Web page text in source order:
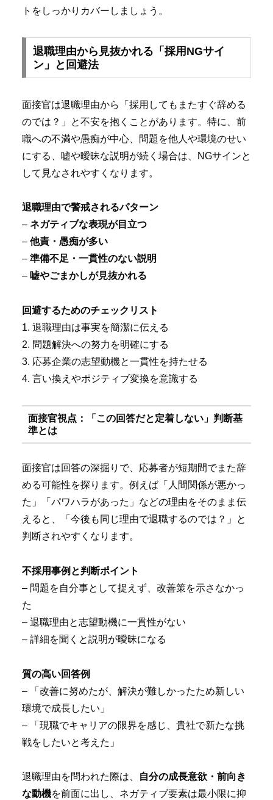
トをしっかりカバーしましょう。
退職理由から見抜かれる「採用NGサイ
ン」と回避法
面接官は退職理由から「採用してもまたすぐ辞める
のでは？」と不安を抱くことがあります。特に、前
職への不満や愚痴が中心、問題を他人や環境のせい
にする、嘘や曖昧な説明が続く場合は、NGサインと
して見なされやすくなります。
退職理由で警戒されるパターン
– ネガティブな表現が目立つ
– 他責・愚痴が多い
– 準備不足・一貫性のない説明
– 嘘やごまかしが見抜かれる
回避するためのチェックリスト
1. 退職理由は事実を簡潔に伝える
2. 問題解決への努力を明確にする
3. 応募企業の志望動機と一貫性を持たせる
4. 言い換えやポジティブ変換を意識する
面接官視点：「この回答だと定着しない」判断基
準とは
面接官は回答の深掘りで、応募者が短期間でまた辞
める可能性を探ります。例えば「人間関係が悪かっ
た」「パワハラがあった」などの理由をそのまま伝
えると、「今後も同じ理由で退職するのでは？」と
判断されやすくなります。
不採用事例と判断ポイント
– 問題を自分事として捉えず、改善策を示さなかっ
た
– 退職理由と志望動機に一貫性がない
– 詳細を聞くと説明が曖昧になる
質の高い回答例
– 「改善に努めたが、解決が難しかったため新しい
環境で成長したい」
– 「現職でキャリアの限界を感じ、貴社で新たな挑
戦をしたいと考えた」
退職理由を問われた際は、
自分の成長意欲・前向き
な動機を前面に出し、ネガティブ要素は最小限に抑